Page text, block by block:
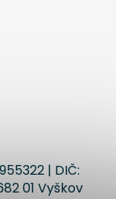
| DIČ:
01 Vyškov